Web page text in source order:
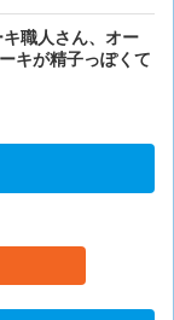
キ職人さん、オー
キが精子っぽくて
注意・動画】コモド
ラゴンを捕食